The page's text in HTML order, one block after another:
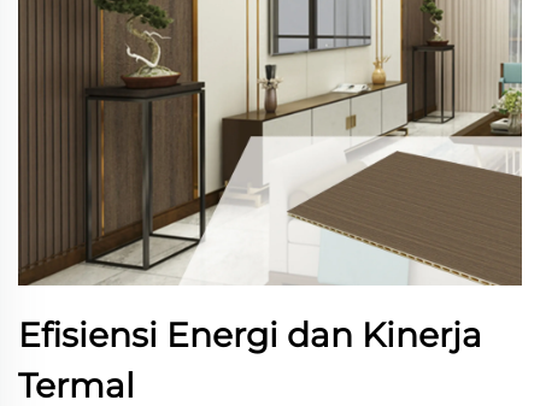
Efisiensi Energi dan Kinerja
Termal